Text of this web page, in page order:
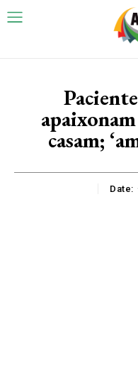
casam;
Date: